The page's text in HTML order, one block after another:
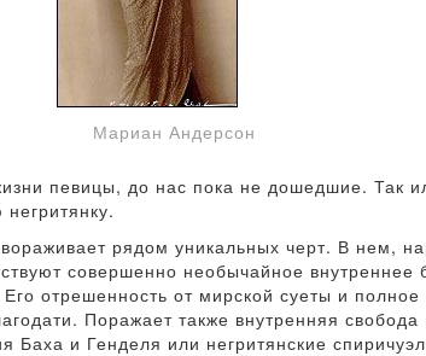
Мариан Андерсон
певицы, до нас пока не дошедшие. Так
рядом уникальных черт. В нем,
совершенно необычайное внутреннее
отрешенность от мирской суеты и
Поражает также внутренняя свобода
и Генделя или негритянские